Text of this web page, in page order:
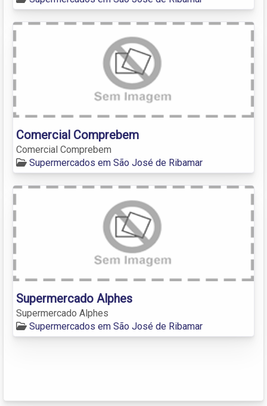
Comercial Comprebem
Comercial Comprebem
Supermercados em São José de Ribamar
Supermercado Alphes
Supermercado Alphes
Supermercados em São José de Ribamar